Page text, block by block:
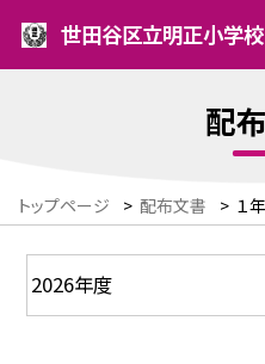
世田谷区立明正小学校
配
トップページ > 配布文書 > １